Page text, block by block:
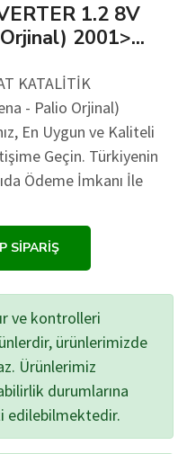
1.2 8V
2001>...
KATALİTİK
- Palio Orjinal)
En Uygun ve Kaliteli
Geçin. Türkiyenin
Ödeme İmkanı İle
SIPARIŞ
ve kontrolleri
ürünlerimizde
Ürünlerimiz
durumlarına
edilebilmektedir.